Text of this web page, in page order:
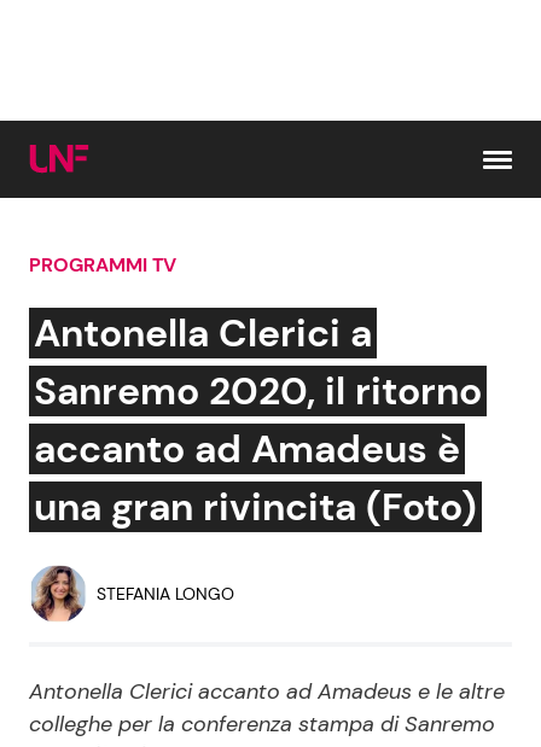
Cerca:
News e Cronaca
Attualità Italiana
Economia
Persone Scomparse
Politica
Gossip e TV
Bellezze VIP
Coppie VIP
Reality e Talent
PROGRAMMI TV
Antonella Clerici a
Sanremo 2020, il ritorno
accanto ad Amadeus è
una gran rivincita (Foto)
STEFANIA LONGO
Antonella Clerici accanto ad Amadeus e le altre
colleghe per la conferenza stampa di Sanremo